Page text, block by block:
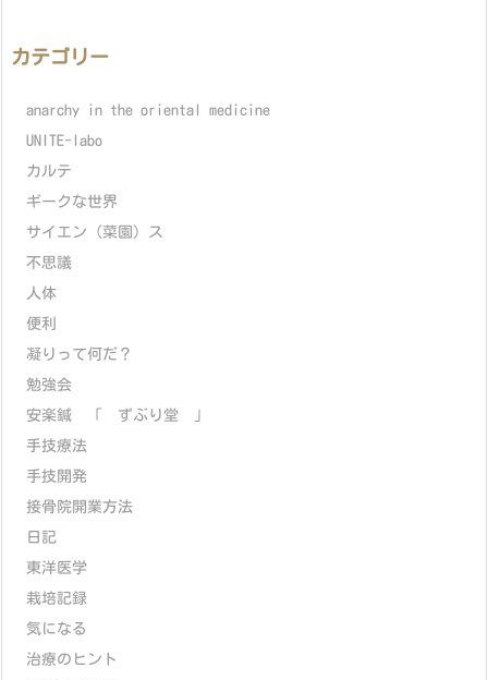
カテゴリー
anarchy in the oriental medicine
UNITE-labo
カルテ
ギークな世界
サイエン（菜園）ス
不思議
人体
便利
凝りって何だ？
勉強会
安楽鍼 「 ずぶり堂 」
手技療法
手技開発
接骨院開業方法
日記
東洋医学
栽培記録
気になる
治療のヒント